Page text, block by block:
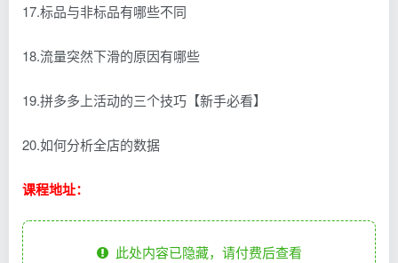
17.标品与非标品有哪些不同
18.流量突然下滑的原因有哪些
19.拼多多上活动的三个技巧【新手必看】
20.如何分析全店的数据
课程地址：
此处内容已隐藏，请付费后查看